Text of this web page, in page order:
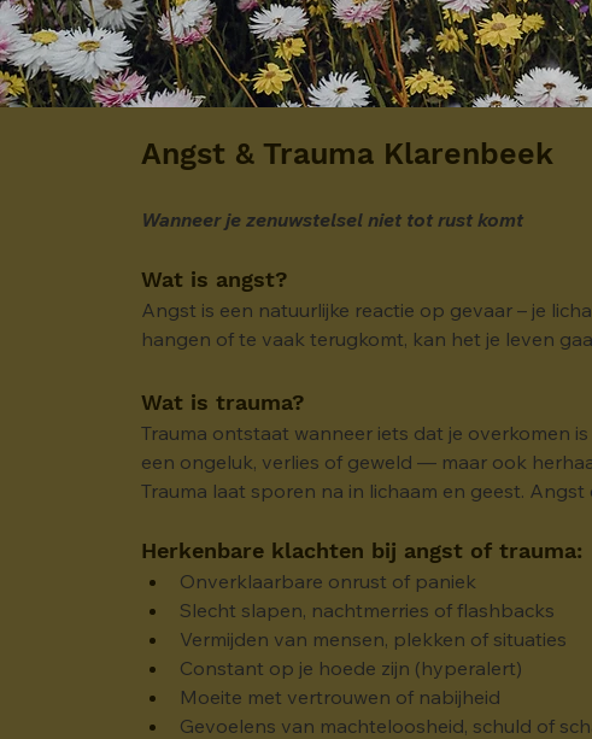
Angst & Trauma Klarenbeek
Wanneer je zenuwstelsel niet tot rust komt
Wat is angst?
Angst is een natuurlijke reactie op gevaar – je
hangen of te vaak terugkomt, kan het je leven
Wat is trauma?
Trauma ontstaat wanneer iets dat je overkomen
een ongeluk, verlies of geweld — maar ook
Trauma laat sporen na in lichaam en geest.
Herkenbare klachten bij angst of trauma:
Onverklaarbare onrust of paniek
Slecht slapen, nachtmerries of flashbacks
Vermijden van mensen, plekken of situaties
Constant op je hoede zijn (hyperalert)
Moeite met vertrouwen of nabijheid
Gevoelens van machteloosheid, schuld of